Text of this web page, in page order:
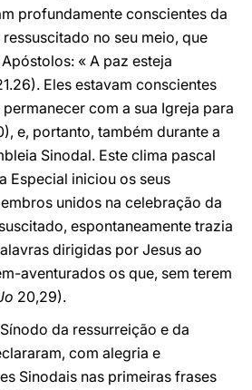
profundamente conscientes da
no seu meio, que
« A paz esteja
Eles estavam conscientes
com a sua Igreja para
e, portanto, também durante a
Sinodal. Este clima pascal
Especial iniciou os seus
unidos na celebração da
espontaneamente trazia
dirigidas por Jesus ao
aventurados os que, sem terem
20,29).
da ressurreição e da
com alegria e
Sinodais nas primeiras frases